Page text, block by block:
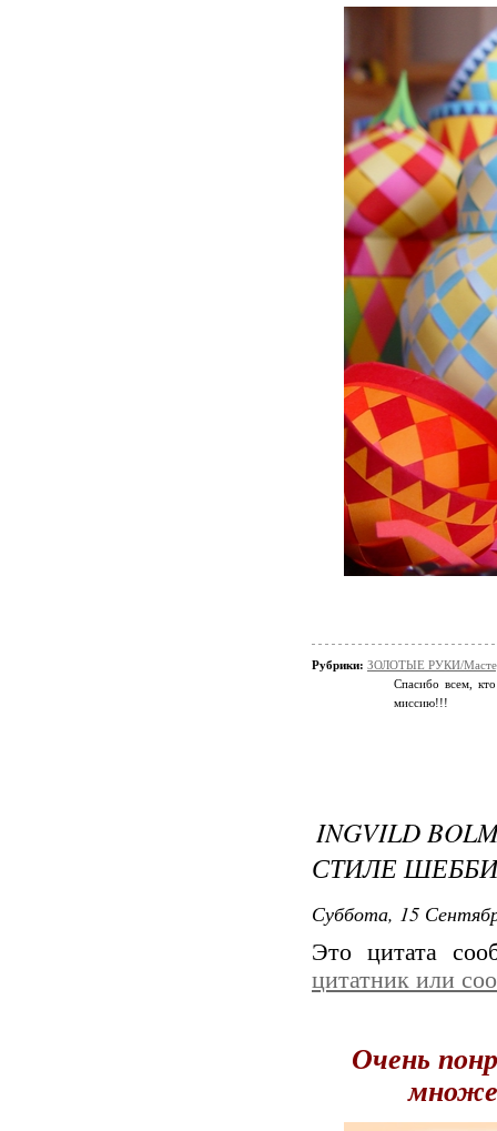
Рубрики: ЗОЛОТЫЕ РУКИ/
Спасибо всем,
миссию!!!
INGVILD
СТИЛЕ
Суббота, 15
Это цитата
цитатник или
Очень